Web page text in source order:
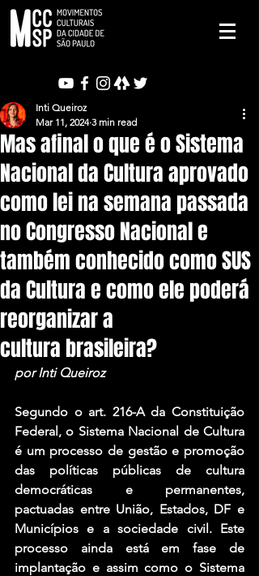
Mas afinal o que é o Sistema
Nacional da Cultura aprovado
como lei na semana passada
no Congresso Nacional e
também conhecido como SUS
da Cultura e como ele poderá
reorganizar a
cultura brasileira?
Inti Queiroz
Mar 11, 2024 3 min read
por Inti Queiroz
Segundo o art. 216-A da Constituição
Federal, o Sistema Nacional de Cultura
é um processo de gestão e promoção
das políticas públicas de cultura
democráticas e permanentes,
pactuadas entre União, Estados, DF e
Municípios e a sociedade civil. Este
processo ainda está em fase de
implantação e assim como o Sistema